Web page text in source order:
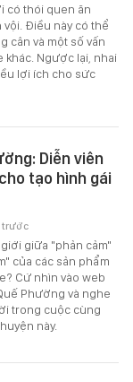
có thói quen ăn
vội. Điều này có thể
cân và một số vấn
khác. Ngược lại, nhai
lợi ích cho sức
Diễn viên
tạo hình gái
giữa "phản cảm"
của các sản phẩm
Cứ nhìn vào web
Phường và nghe
trong cuộc cùng
này.
trước